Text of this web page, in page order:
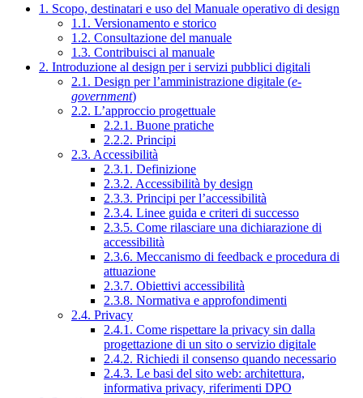
1. Scopo, destinatari e uso del Manuale operativo di design
1.1. Versionamento e storico
1.2. Consultazione del manuale
1.3. Contribuisci al manuale
2. Introduzione al design per i servizi pubblici digitali
2.1. Design per l’amministrazione digitale (e-
government)
2.2. L’approccio progettuale
2.2.1. Buone pratiche
2.2.2. Principi
2.3. Accessibilità
2.3.1. Definizione
2.3.2. Accessibilità by design
2.3.3. Principi per l’accessibilità
2.3.4. Linee guida e criteri di successo
2.3.5. Come rilasciare una dichiarazione di
accessibilità
2.3.6. Meccanismo di feedback e procedura di
attuazione
2.3.7. Obiettivi accessibilità
2.3.8. Normativa e approfondimenti
2.4. Privacy
2.4.1. Come rispettare la privacy sin dalla
progettazione di un sito o servizio digitale
2.4.2. Richiedi il consenso quando necessario
2.4.3. Le basi del sito web: architettura,
informativa privacy, riferimenti DPO